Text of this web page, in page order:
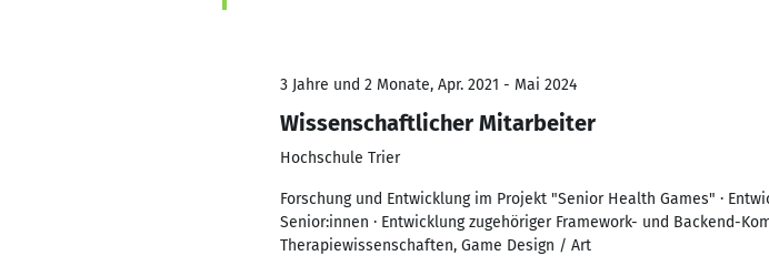
3 Jahre und 2 Monate, Apr. 2021 - Mai 2024
Wissenschaftlicher Mitarbeiter
Hochschule Trier
Forschung und Entwicklung im Projekt "Senior Health Games" ·
Senior:innen · Entwicklung zugehöriger Framework- und Backend-
Therapiewissenschaften, Game Design / Art